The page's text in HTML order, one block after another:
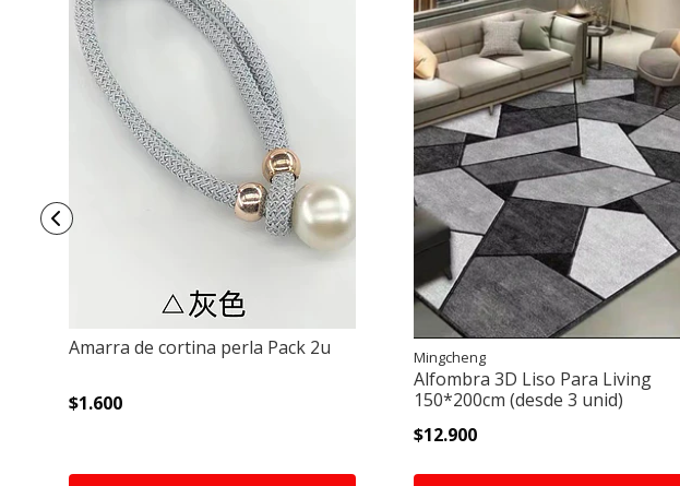
Amarra de cortina perla Pack 2u
$1.600
Mingcheng
Alfombra 3D Liso Para Living
150*200cm (desde 3 unid)
$12.900